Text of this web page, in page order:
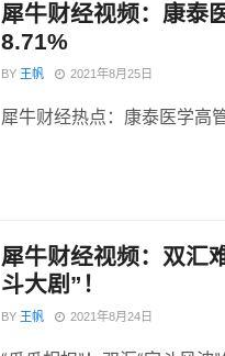
犀牛财经视频：康泰
8.71%
BY 王帆 2021年8月25日
犀牛财经热点：康泰医学高
犀牛财经视频：双汇
斗大剧”！
BY 王帆 2021年8月24日